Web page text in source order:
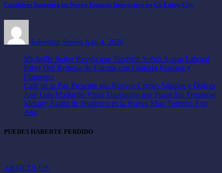
Casaideas Inaugura un Nuevo Espacio Interactivo en Go Enjoy City
Sebastian Sipión Ago 4, 2026
Micheille Soifer Revela que También Sufrió Acoso Laboral
Riber Oré Regresa de Europa con Guitarra Peruana y
Flamenco
Café de la Paz Presenta sus Nuevos Crepes Salados y Dulces
José Luis Madueño Visita Urubamba por Piano Sin Fronteras
Melany Azaña de Huánuco es la Nueva Miss Turismo Este
Año
PUEDES HABERTE PERDIDO
ARTÍCULOS